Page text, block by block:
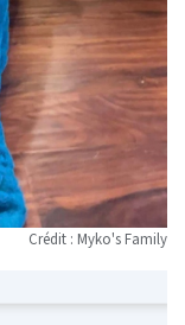
Crédit : Myko's Family